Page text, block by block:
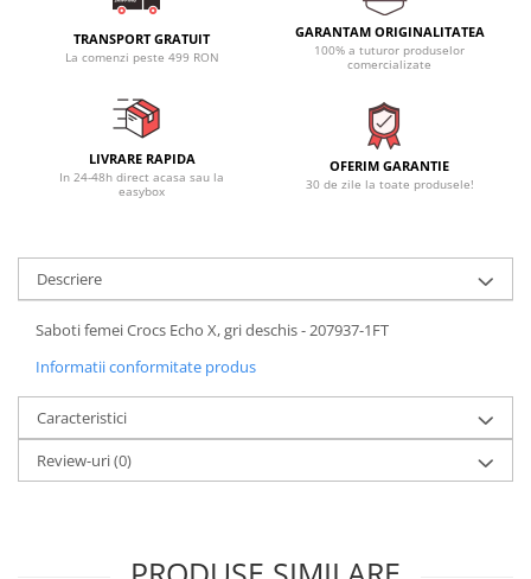
TRANSPORT GRATUIT
La comenzi peste 499 RON
GARANTAM ORIGINALITATEA
100% a tuturor produselor
comercializate
LIVRARE RAPIDA
In 24-48h direct acasa sau la
easybox
OFERIM GARANTIE
30 de zile la toate produsele!
Descriere
Saboti femei Crocs Echo X, gri deschis - 207937-1FT
Informatii conformitate produs
Caracteristici
Review-uri(0)